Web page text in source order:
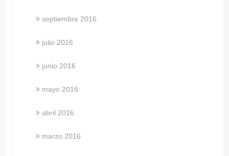
septiembre 2016
julio 2016
junio 2016
mayo 2016
abril 2016
marzo 2016